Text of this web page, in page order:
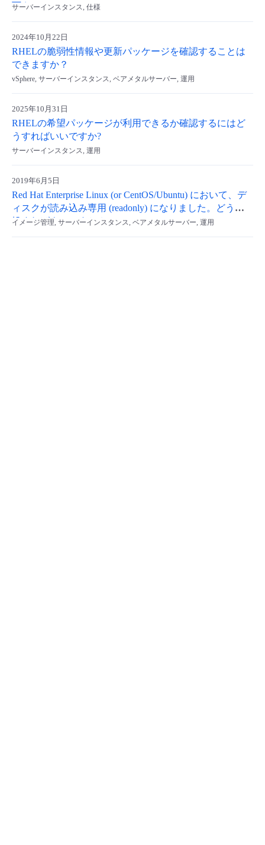
下さい。
サーバーインスタンス, 仕様
2024年10月22日
RHELの脆弱性情報や更新パッケージを確認することは
できますか？
vSphere, サーバーインスタンス, ベアメタルサーバー, 運用
2025年10月31日
RHELの希望パッケージが利用できるか確認するにはど
うすればいいですか?
サーバーインスタンス, 運用
2019年6月5日
Red Hat Enterprise Linux (or CentOS/Ubuntu) において、デ
ィスクが読み込み専用 (readonly) になりました。どう対
処すればよいですか？
イメージ管理, サーバーインスタンス, ベアメタルサーバー, 運用